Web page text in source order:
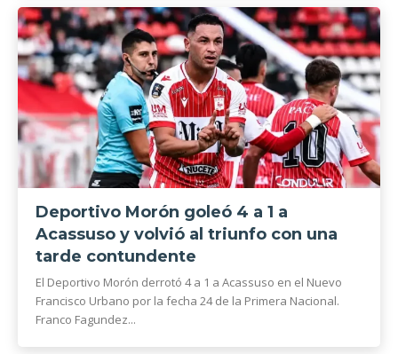
Deportivo Morón goleó 4 a 1 a
Acassuso y volvió al triunfo con una
tarde contundente
El Deportivo Morón derrotó 4 a 1 a Acassuso en el Nuevo
Francisco Urbano por la fecha 24 de la Primera Nacional.
Franco Fagundez...